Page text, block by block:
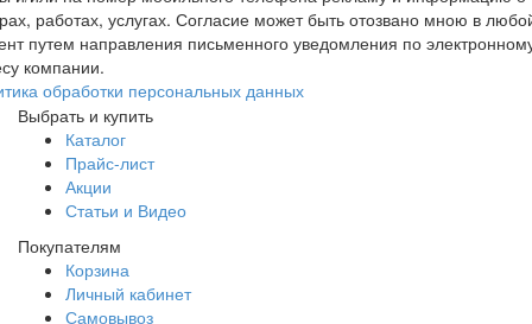
работах, услугах. Согласие может быть отозвано мною в
путем направления письменного уведомления по
компании.
обработки персональных данных
Выбрать и купить
Каталог
Прайс-лист
Акции
Статьи и Видео
Покупателям
Корзина
Личный кабинет
Самовывоз